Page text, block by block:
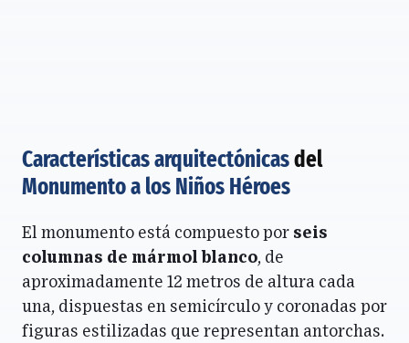
Características arquitectónicasdel
Monumento a los Niños Héroes
El monumento está compuesto por seis
columnas de mármol blanco, de
aproximadamente 12 metros de altura cada
una, dispuestas en semicírculo y coronadas por
figuras estilizadas que representan antorchas.